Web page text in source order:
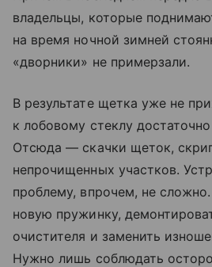
владельцы, которые
на время ночной зимней
«дворники» не примерзали.
В результате щетка уже не
к лобовому стеклу
Отсюда — скачки щеток,
непрочищенных участков.
проблему, впрочем, не
новую пружинку,
очистителя и заменить
Нужно лишь соблюдать